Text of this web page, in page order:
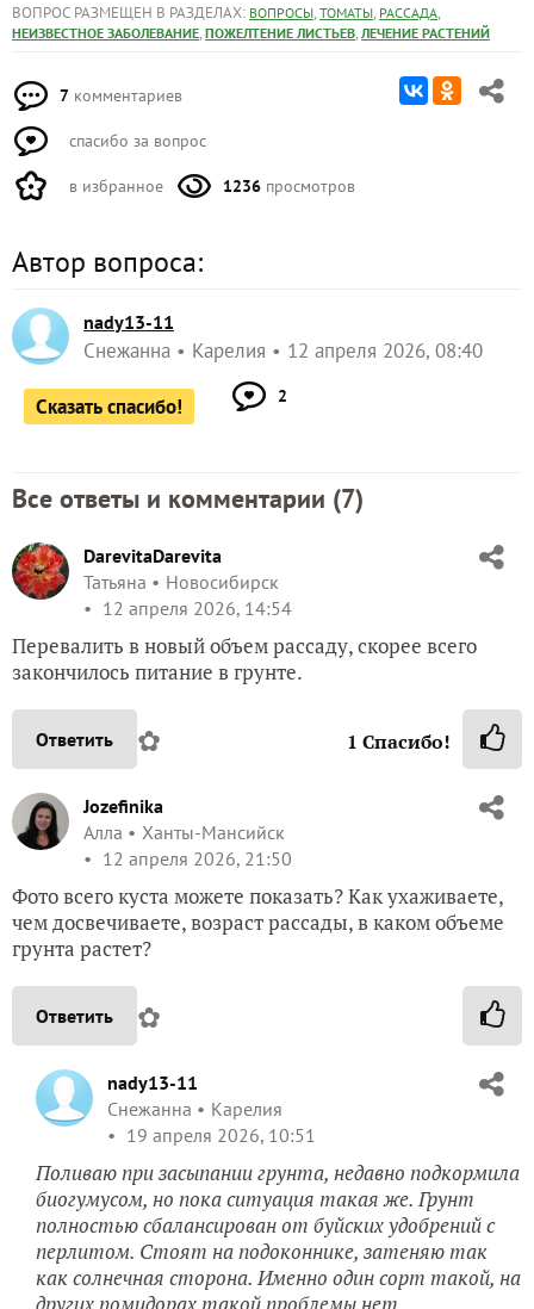
ВОПРОС РАЗМЕЩЕН В РАЗДЕЛАХ: ВОПРОСЫ, ТОМАТЫ, РАССАДА,
НЕИЗВЕСТНОЕ ЗАБОЛЕВАНИЕ, ПОЖЕЛТЕНИЕ ЛИСТЬЕВ, ЛЕЧЕНИЕ РАСТЕНИЙ
7 комментариев
спасибо за вопрос
в избранное 1236 просмотров
Автор вопроса:
nady13-11
Снежанна Карелия 12 апреля 2026, 08:40
Сказать спасибо! 2
Все ответы и комментарии (7)
DarevitaDarevita
Татьяна
Новосибирск
12 апреля 2026, 14:54
Перевалить в новый объем рассаду, скорее всего
закончилось питание в грунте.
Ответить ✿ 1 Спасибо!
Jozefinika
Алла
Ханты-Мансийск
12 апреля 2026, 21:50
Фото всего куста можете показать? Как ухаживаете,
чем досвечиваете, возраст рассады, в каком объеме
грунта растет?
Ответить ✿
nady13-11
Снежанна
Карелия
19 апреля 2026, 10:51
Поливаю при засыпании грунта, недавно подкормила
биогумусом, но пока ситуация такая же. Грунт
полностью сбалансирован от буйских удобрений с
перлитом. Стоят на подоконнике, затеняю так
как солнечная сторона. Именно один сорт такой, на